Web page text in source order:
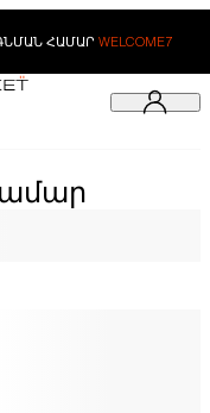
ՀԱՄԱՐ WELCOME7